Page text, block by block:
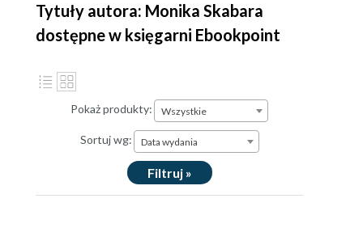
Tytuły autora: Monika Skabara
dostępne w księgarni Ebookpoint
Pokaż produkty: Wszystkie
Sortuj wg: Data wydania
Filtruj »